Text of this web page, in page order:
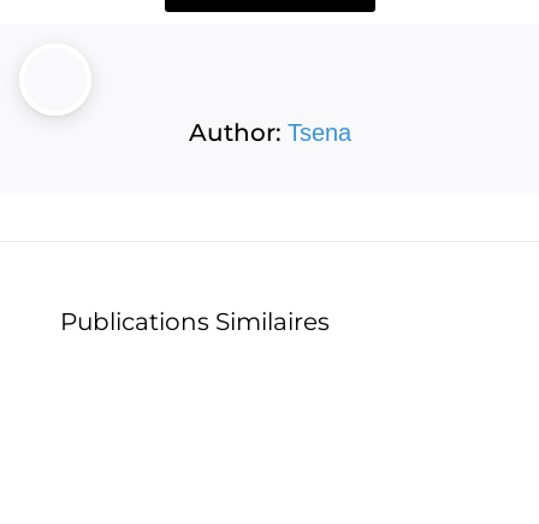
Author: Tsena
Publications Similaires